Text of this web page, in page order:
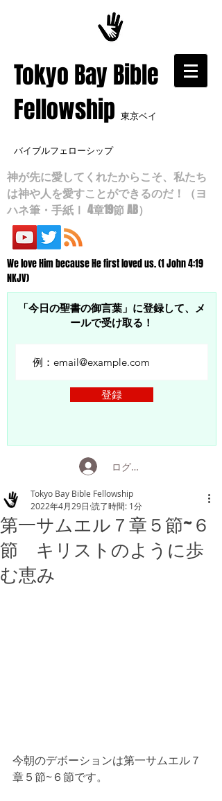
​Tokyo Bay Bible
Fellowship 東京ベイ
バイブルフェローシップ
神が先に愛してくれたからこそ、私たち
は神や人を愛すことができるのだ！（ヨ
ハネ筆・手紙Ⅰ 4章19節 AB）
We love Him because He first loved us. (1 John 4:19
NKJV)
「今日の聖書の御言葉」に登録して、メ
ールで受け取る！
登録
ログイン
第一サムエル７章５節~６
節 キリストのように歩
む恵み
Tokyo Bay Bible Fellowship
2022年4月29日 読了時間: 1分
今朝のデボーションは第一サムエル７
章５節~６節です。